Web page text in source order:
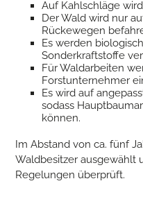
Auf Kahlschläge
Der Wald wird nur
Rückewegen
Es werden
Sonderkraftstoffe
Für Waldarbeiten
Forstunternehmer
Es wird auf
sodass
können.
Im Abstand von ca. fünf
Waldbesitzer ausgewählt
Regelungen überprüft.